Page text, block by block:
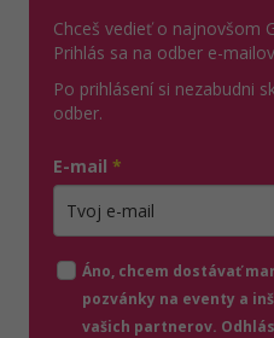
Chceš vedieť o najnovšom
Prihlás sa na odber e-
Po prihlásení si nezabudni
odber.
E-mail *
Áno, chcem dostávať
pozvánky na eventy a
vašich partnerov.